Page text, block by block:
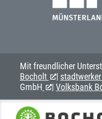
Mit freundlicher
Bocholt
|
GmbH
| Volksbank